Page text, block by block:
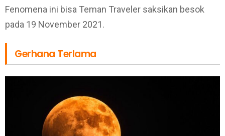
Fenomena ini bisa Teman Traveler saksikan besok
pada 19 November 2021.
Gerhana Terlama